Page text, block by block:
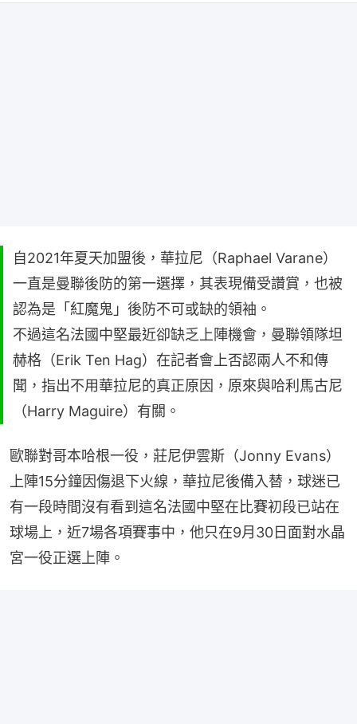
自2021年夏天加盟後，華拉尼（Raphael Varane）
一直是曼聯後防的第一選擇，其表現備受讚賞，也被
認為是「紅魔鬼」後防不可或缺的領袖。
不過這名法國中堅最近卻缺乏上陣機會，曼聯領隊坦
赫格（Erik Ten Hag）在記者會上否認兩人不和傳
聞，指出不用華拉尼的真正原因，原來與哈利馬古尼
（Harry Maguire）有關。
歐聯對哥本哈根一役，莊尼伊雲斯（Jonny Evans）
上陣15分鐘因傷退下火線，華拉尼後備入替，球迷已
有一段時間沒有看到這名法國中堅在比賽初段已站在
球場上，近7場各項賽事中，他只在9月30日面對水晶
宮一役正選上陣。